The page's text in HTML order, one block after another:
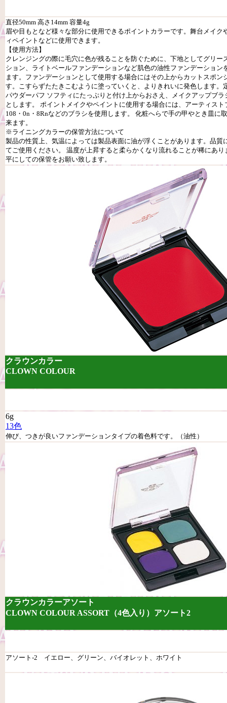
直径50mm 高さ14mm 容量4g
眉や目もとなど様々な部分に使用できるポイントカラーです。舞台メイク
ィペイントなどに使用できます。
【使用方法】
クレンジングの際に毛穴に色が残ることを防ぐために、下地としてグリー
ション、ライトベールファンデーションなど肌色の油性ファンデーション
ます。ファンデーションとして使用する場合にはその上からカットスポン
す。こすらずたたきこむように塗っていくと、よりきれいに発色します。
パウダーパフ ソフティにたっぷりと付け上からおさえ、メイクアップブラ
とします。 ポイントメイクやペイントに使用する場合には、アーティス
108・0n・8Rnなどのブラシを使用します。 化粧へらで手の甲やとき皿に
来ます。
※ライニングカラーの保管方法について
製品の性質上、気温によっては製品表面に油が浮くことがあります。品質
てご使用ください。 温度が上昇すると柔らかくなり流れることが稀にあ
平にしての保管をお願い致します。
クラウンカラー
CLOWN COLOUR
6g
13色
伸び、つきが良いファンデーションタイプの着色料です。（油性）
クラウンカラーアソート
CLOWN COLOUR ASSORT（4色入り）アソート2
アソート-2 イエロー、グリーン、バイオレット、ホワイト